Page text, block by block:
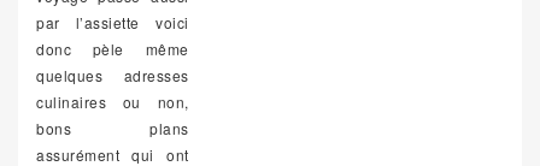
par l’assiette voici
donc pèle même
quelques adresses
culinaires ou non,
bons plans
assurément qui ont